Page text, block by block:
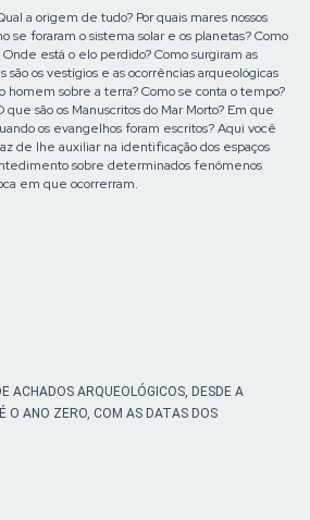
a origem de tudo? Por quais mares nossos
se foraram o sistema solar e os planetas? Como
está o elo perdido? Como surgiram as
são os vestígios e as ocorrências arqueológicas
sobre a terra? Como se conta o tempo?
são os Manuscritos do Mar Morto? Em que
os evangelhos foram escritos? Aqui você
de lhe auxiliar na identificação dos espaços
sobre determinados fenômenos
em que ocorrerram.
ACHADOS ARQUEOLÓGICOS, DESDE A
O ANO ZERO, COM AS DATAS DOS